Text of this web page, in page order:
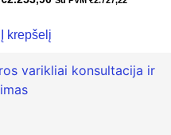
Į krepšelį